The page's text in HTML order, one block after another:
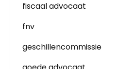
fiscaal advocaat
fnv
geschillencommissie